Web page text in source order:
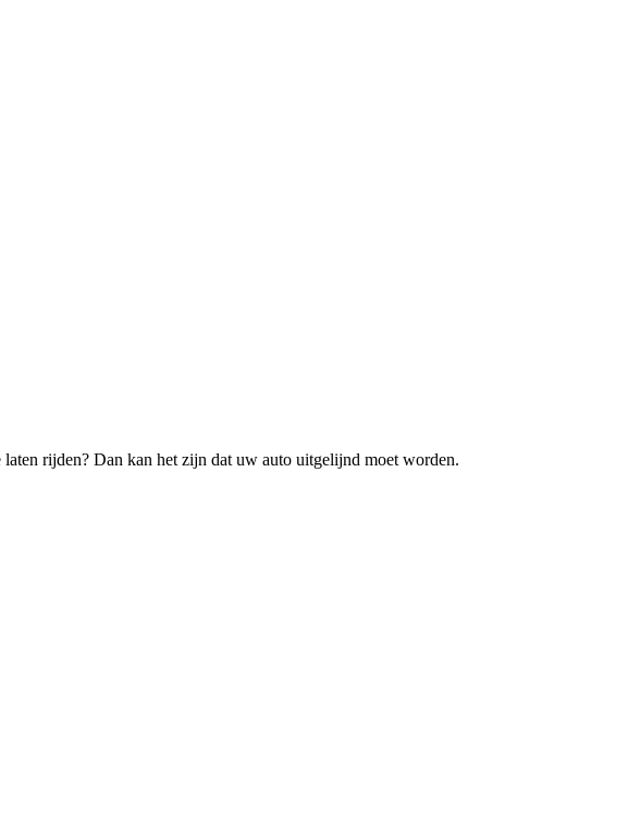
rijden? Dan kan het zijn dat uw auto uitgelijnd moet worden.